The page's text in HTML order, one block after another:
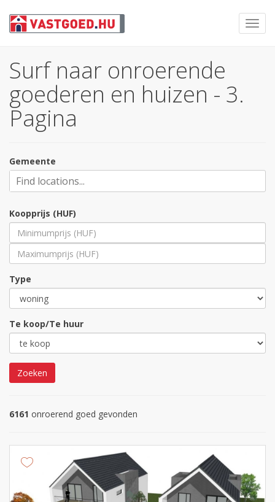
Surf naar onroerende
goederen en huizen - 3.
Pagina
Gemeente
Koopprijs (HUF)
Type
Te koop/Te huur
Zoeken
6161 onroerend goed gevonden